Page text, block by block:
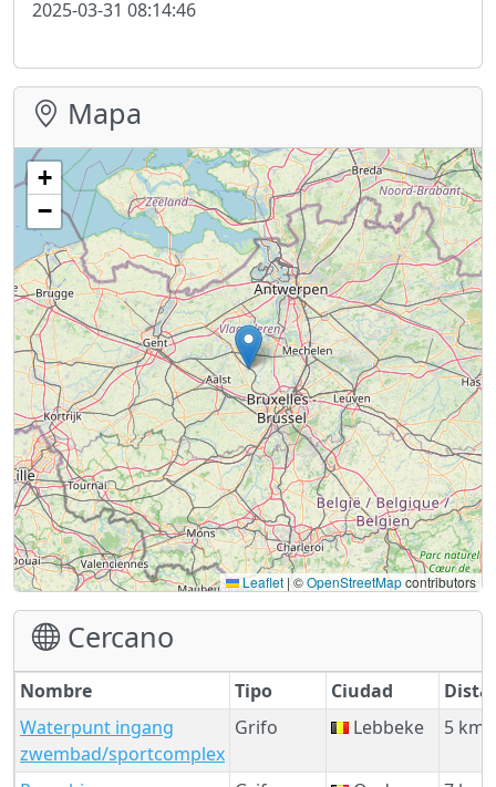
2025-03-31 08:14:46
Mapa
+
−
Leaflet |©OpenStreetMapcontributors
Cercano
Nombre Tipo Ciudad
Waterpunt ingang
zwembad/sportcomplex
Grifo Lebbeke 5 km